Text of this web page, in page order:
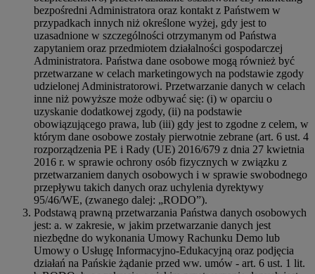
bezpośredni Administratora oraz kontakt z Państwem w
przypadkach innych niż określone wyżej, gdy jest to
uzasadnione w szczególności otrzymanym od Państwa
zapytaniem oraz przedmiotem działalności gospodarczej
Administratora. Państwa dane osobowe mogą również być
przetwarzane w celach marketingowych na podstawie zgody
udzielonej Administratorowi. Przetwarzanie danych w celach
inne niż powyższe może odbywać się: (i) w oparciu o
uzyskanie dodatkowej zgody, (ii) na podstawie
obowiązującego prawa, lub (iii) gdy jest to zgodne z celem, w
którym dane osobowe zostały pierwotnie zebrane (art. 6 ust. 4
rozporządzenia PE i Rady (UE) 2016/679 z dnia 27 kwietnia
2016 r. w sprawie ochrony osób fizycznych w związku z
przetwarzaniem danych osobowych i w sprawie swobodnego
przepływu takich danych oraz uchylenia dyrektywy
95/46/WE, (zwanego dalej: „RODO”).
Podstawą prawną przetwarzania Państwa danych osobowych
jest: a. w zakresie, w jakim przetwarzanie danych jest
niezbędne do wykonania Umowy Rachunku Demo lub
Umowy o Usługę Informacyjno-Edukacyjną oraz podjęcia
działań na Pańskie żądanie przed ww. umów - art. 6 ust. 1 lit.